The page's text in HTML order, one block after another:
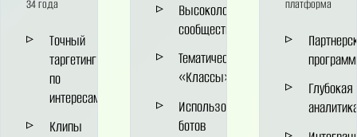
34 года
Точный
таргетинг
по
интересам
Клипы
Высоколояльные
сообщества
Тематические
«Классы»
Использование
ботов
платформа
Глубокая